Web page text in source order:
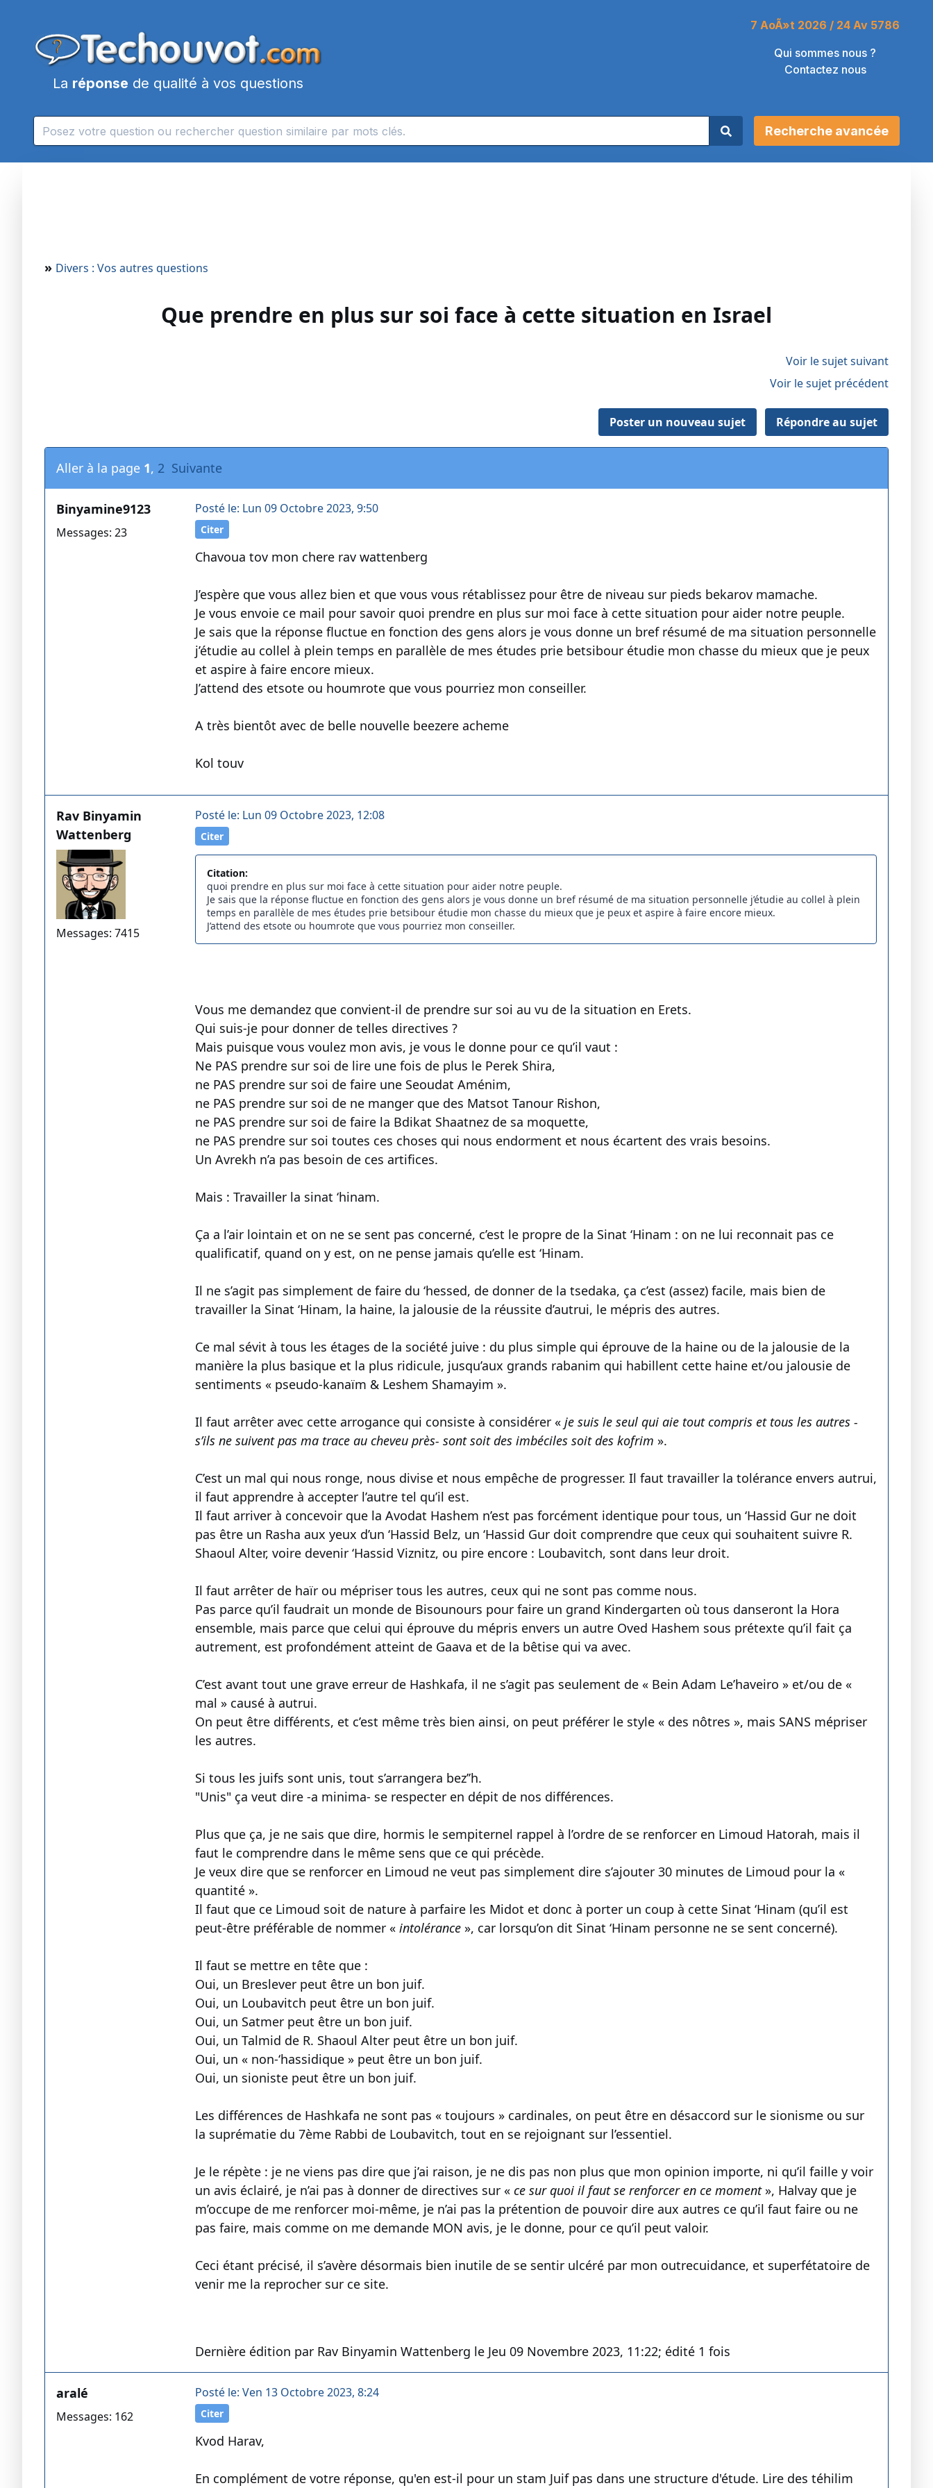
La réponse de qualité à vos questions
7 AoÃ»t 2026 / 24 Av 5786
Qui sommes nous ?
Contactez nous
Recherche avancée
» Divers : Vos autres questions
Que prendre en plus sur soi face à cette situation en Israel
Voir le sujet suivant
Voir le sujet précédent
Poster un nouveau sujet Répondre au sujet
Aller à la page 1, 2 Suivante
Binyamine9123
Messages: 23
Posté le: Lun 09 Octobre 2023, 9:50
Citer
Chavoua tov mon chere rav wattenberg
J’espère que vous allez bien et que vous vous rétablissez pour être de niveau sur pieds bekarov mamache.
Je vous envoie ce mail pour savoir quoi prendre en plus sur moi face à cette situation pour aider notre peuple.
Je sais que la réponse fluctue en fonction des gens alors je vous donne un bref résumé de ma situation personnelle
j’étudie au collel à plein temps en parallèle de mes études prie betsibour étudie mon chasse du mieux que je peux
et aspire à faire encore mieux.
J’attend des etsote ou houmrote que vous pourriez mon conseiller.
A très bientôt avec de belle nouvelle beezere acheme
Kol touv
Rav Binyamin
Wattenberg
Messages: 7415
Posté le: Lun 09 Octobre 2023, 12:08
Citer
Citation:
quoi prendre en plus sur moi face à cette situation pour aider notre peuple.
Je sais que la réponse fluctue en fonction des gens alors je vous donne un bref résumé de ma situation personnelle j’étudie au collel à plein
temps en parallèle de mes études prie betsibour étudie mon chasse du mieux que je peux et aspire à faire encore mieux.
J’attend des etsote ou houmrote que vous pourriez mon conseiller.
Vous me demandez que convient-il de prendre sur soi au vu de la situation en Erets.
Qui suis-je pour donner de telles directives ?
Mais puisque vous voulez mon avis, je vous le donne pour ce qu’il vaut :
Ne PAS prendre sur soi de lire une fois de plus le Perek Shira,
ne PAS prendre sur soi de faire une Seoudat Aménim,
ne PAS prendre sur soi de ne manger que des Matsot Tanour Rishon,
ne PAS prendre sur soi de faire la Bdikat Shaatnez de sa moquette,
ne PAS prendre sur soi toutes ces choses qui nous endorment et nous écartent des vrais besoins.
Un Avrekh n’a pas besoin de ces artifices.
Mais : Travailler la sinat ‘hinam.
Ça a l’air lointain et on ne se sent pas concerné, c’est le propre de la Sinat ‘Hinam : on ne lui reconnait pas ce
qualificatif, quand on y est, on ne pense jamais qu’elle est ‘Hinam.
Il ne s’agit pas simplement de faire du ‘hessed, de donner de la tsedaka, ça c’est (assez) facile, mais bien de
travailler la Sinat ‘Hinam, la haine, la jalousie de la réussite d’autrui, le mépris des autres.
Ce mal sévit à tous les étages de la société juive : du plus simple qui éprouve de la haine ou de la jalousie de la
manière la plus basique et la plus ridicule, jusqu’aux grands rabanim qui habillent cette haine et/ou jalousie de
sentiments « pseudo-kanaïm & Leshem Shamayim ».
Il faut arrêter avec cette arrogance qui consiste à considérer « je suis le seul qui aie tout compris et tous les autres -
s’ils ne suivent pas ma trace au cheveu près- sont soit des imbéciles soit des kofrim ».
C’est un mal qui nous ronge, nous divise et nous empêche de progresser. Il faut travailler la tolérance envers autrui,
il faut apprendre à accepter l’autre tel qu’il est.
Il faut arriver à concevoir que la Avodat Hashem n’est pas forcément identique pour tous, un ‘Hassid Gur ne doit
pas être un Rasha aux yeux d’un ‘Hassid Belz, un ‘Hassid Gur doit comprendre que ceux qui souhaitent suivre R.
Shaoul Alter, voire devenir ‘Hassid Viznitz, ou pire encore : Loubavitch, sont dans leur droit.
Il faut arrêter de haïr ou mépriser tous les autres, ceux qui ne sont pas comme nous.
Pas parce qu’il faudrait un monde de Bisounours pour faire un grand Kindergarten où tous danseront la Hora
ensemble, mais parce que celui qui éprouve du mépris envers un autre Oved Hashem sous prétexte qu’il fait ça
autrement, est profondément atteint de Gaava et de la bêtise qui va avec.
C’est avant tout une grave erreur de Hashkafa, il ne s’agit pas seulement de « Bein Adam Le’haveiro » et/ou de «
mal » causé à autrui.
On peut être différents, et c’est même très bien ainsi, on peut préférer le style « des nôtres », mais SANS mépriser
les autres.
Si tous les juifs sont unis, tout s’arrangera bez’’h.
"Unis" ça veut dire -a minima- se respecter en dépit de nos différences.
Plus que ça, je ne sais que dire, hormis le sempiternel rappel à l’ordre de se renforcer en Limoud Hatorah, mais il
faut le comprendre dans le même sens que ce qui précède.
Je veux dire que se renforcer en Limoud ne veut pas simplement dire s’ajouter 30 minutes de Limoud pour la «
quantité ».
Il faut que ce Limoud soit de nature à parfaire les Midot et donc à porter un coup à cette Sinat ‘Hinam (qu’il est
peut-être préférable de nommer « intolérance», car lorsqu’on dit Sinat ‘Hinam personne ne se sent concerné).
Il faut se mettre en tête que :
Oui, un Breslever peut être un bon juif.
Oui, un Loubavitch peut être un bon juif.
Oui, un Satmer peut être un bon juif.
Oui, un Talmid de R. Shaoul Alter peut être un bon juif.
Oui, un « non-‘hassidique » peut être un bon juif.
Oui, un sioniste peut être un bon juif.
Les différences de Hashkafa ne sont pas « toujours » cardinales, on peut être en désaccord sur le sionisme ou sur
la suprématie du 7ème Rabbi de Loubavitch, tout en se rejoignant sur l’essentiel.
Je le répète : je ne viens pas dire que j’ai raison, je ne dis pas non plus que mon opinion importe, ni qu’il faille y voir
un avis éclairé, je n’ai pas à donner de directives sur « ce sur quoi il faut se renforcer en ce moment», Halvay que je
m’occupe de me renforcer moi-même, je n’ai pas la prétention de pouvoir dire aux autres ce qu’il faut faire ou ne
pas faire, mais comme on me demande MON avis, je le donne, pour ce qu’il peut valoir.
Ceci étant précisé, il s’avère désormais bien inutile de se sentir ulcéré par mon outrecuidance, et superfétatoire de
venir me la reprocher sur ce site.
Dernière édition par Rav Binyamin Wattenberg le Jeu 09 Novembre 2023, 11:22; édité 1 fois
aralé
Messages: 162
Posté le: Ven 13 Octobre 2023, 8:24
Citer
Kvod Harav,
En complément de votre réponse, qu'en est-il pour un stam Juif pas dans une structure d'étude. Lire des téhilim